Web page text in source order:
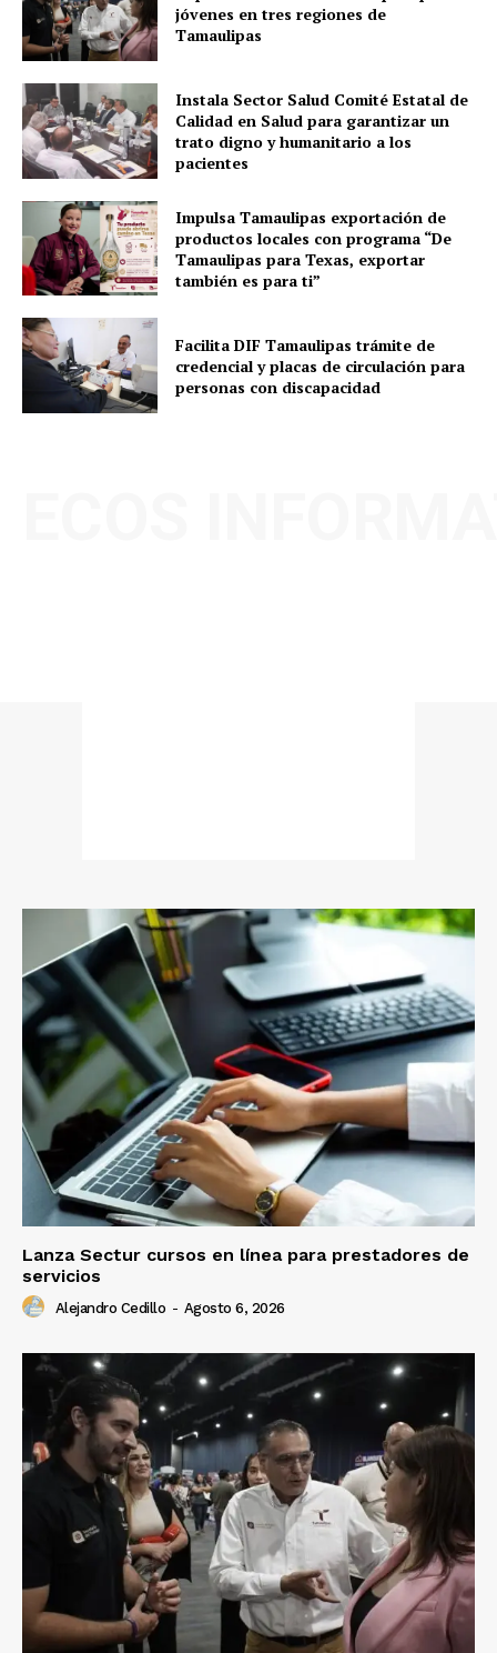
jóvenes en tres regiones de
Tamaulipas
Instala Sector Salud Comité Estatal de
Calidad en Salud para garantizar un
trato digno y humanitario a los
pacientes
Impulsa Tamaulipas exportación de
productos locales con programa “De
Tamaulipas para Texas, exportar
también es para ti”
Facilita DIF Tamaulipas trámite de
credencial y placas de circulación para
personas con discapacidad
Lanza Sectur cursos en línea para prestadores de
servicios
Alejandro Cedillo - Agosto 6, 2026